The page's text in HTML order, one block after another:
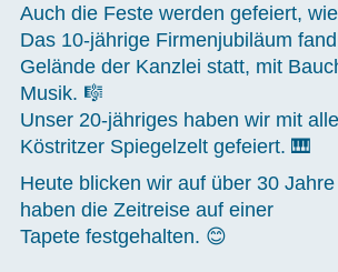
Auch die Feste werden gefeiert,
Das 10-jährige Firmenjubiläum
Gelände der Kanzlei statt, mit
Musik. 🎼
Unser 20-jähriges haben wir mit
Köstritzer Spiegelzelt gefeiert. 🎹
Heute blicken wir auf über 30
haben die Zeitreise auf einer
Tapete festgehalten. 😊